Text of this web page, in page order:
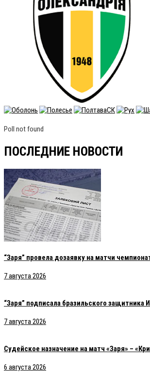
Poll not found
ПОСЛЕДНИЕ НОВОСТИ
“Заря” провела дозаявку на матчи
7 августа 2026
“Заря” подписала бразильского защитника
7 августа 2026
Судейское назначение на матч «Заря» –
6 августа 2026